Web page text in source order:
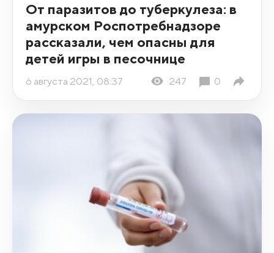
От паразитов до туберкулеза: в
амурском Роспотребнадзоре
рассказали, чем опасны для
детей игры в песочнице
6 августа 2021, 08:37 247 0